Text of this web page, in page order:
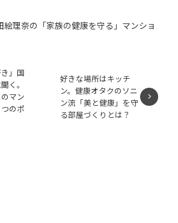
理奈の「家族の健康を守る」マンショ
」国
く。
マン
のポ
好きな場所はキッチ
ン。健康オタクのソニ
ン流「美と健康」を守
る部屋づくりとは？